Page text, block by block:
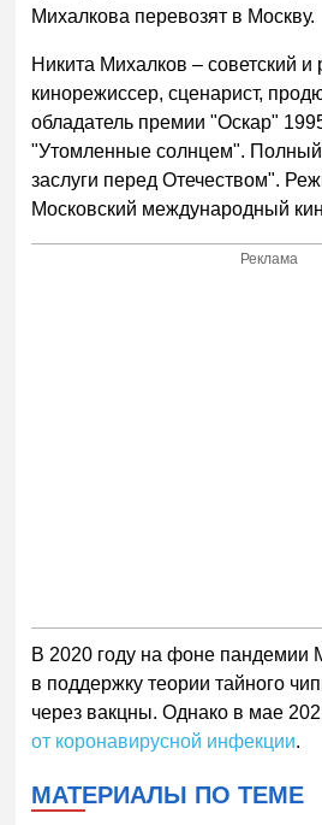
Михалкова перевозят в Москву.
Никита Михалков – советский и
кинорежиссер, сценарист,
обладатель премии "Оскар"
"Утомленные солнцем".
заслуги перед Отечеством".
Московский международный
Реклама
В 2020 году на фоне пандемии
в поддержку теории тайного
через вакцны. Однако в мае
от коронавирусной инфекции.
МАТЕРИАЛЫ ПО ТЕМЕ